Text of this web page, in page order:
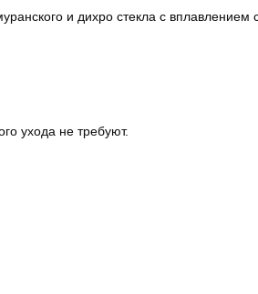
и дихро стекла с вплавлением
ухода не требуют.